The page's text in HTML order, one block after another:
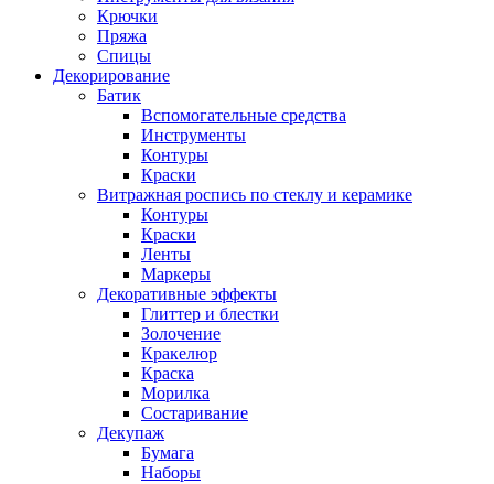
Крючки
Пряжа
Спицы
Декорирование
Батик
Вспомогательные средства
Инструменты
Контуры
Краски
Витражная роспись по стеклу и керамике
Контуры
Краски
Ленты
Маркеры
Декоративные эффекты
Глиттер и блестки
Золочение
Кракелюр
Краска
Морилка
Состаривание
Декупаж
Бумага
Наборы